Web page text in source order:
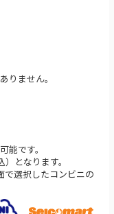
りません。
能です。
となります。
で選択したコンビニの